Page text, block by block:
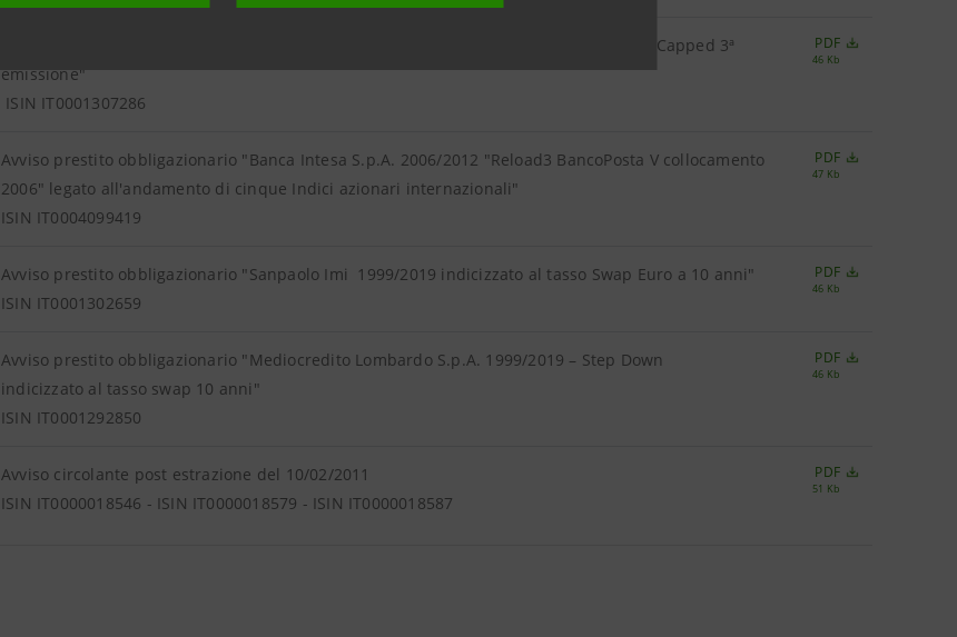
Avviso prestito obbligazionario "Mediocredito Lombardo 1999/2019 Reverse Floater – Capped 3ª
emissione"
ISIN IT0001307286
PDF
46 Kb
Avviso prestito obbligazionario "Banca Intesa S.p.A. 2006/2012 "Reload3 BancoPosta V collocamento
2006" legato all'andamento di cinque Indici azionari internazionali"
ISIN IT0004099419
PDF
47 Kb
Avviso prestito obbligazionario "Sanpaolo Imi 1999/2019 indicizzato al tasso Swap Euro a 10 anni"
ISIN IT0001302659
PDF
46 Kb
Avviso prestito obbligazionario "Mediocredito Lombardo S.p.A. 1999/2019 – Step Down
indicizzato al tasso swap 10 anni"
ISIN IT0001292850
PDF
46 Kb
Avviso circolante post estrazione del 10/02/2011
ISIN IT0000018546 - ISIN IT0000018579 - ISIN IT0000018587
PDF
51 Kb